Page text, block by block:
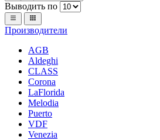
Выводить по
Производители
AGB
Aldeghi
CLASS
Corona
LaFlorida
Melodia
Puerto
VDF
Venezia